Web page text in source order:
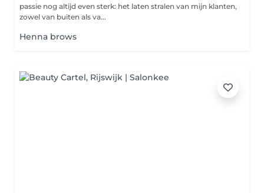
passie nog altijd even sterk: het laten stralen van mijn klanten,
zowel van buiten als va...
Henna brows